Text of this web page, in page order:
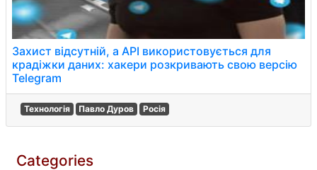
Захист відсутній, а API використовується для
крадіжки даних: хакери розкривають свою версію
Telegram
Технологія Павло Дуров Росія
Categories